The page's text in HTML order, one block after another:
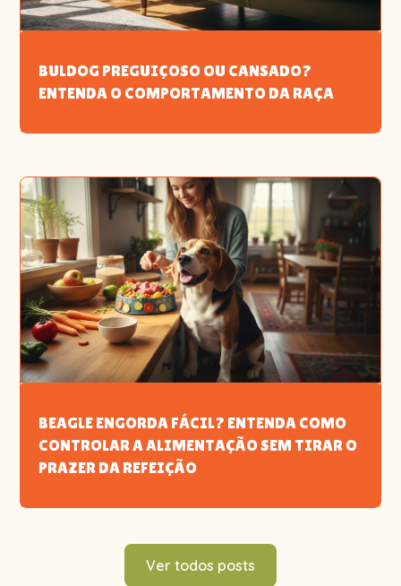
BULDOG PREGUIÇOSO OU CANSADO?
ENTENDA O COMPORTAMENTO DA RAÇA
BEAGLE ENGORDA FÁCIL? ENTENDA COMO
CONTROLAR A ALIMENTAÇÃO SEM TIRAR O
PRAZER DA REFEIÇÃO
Ver todos posts